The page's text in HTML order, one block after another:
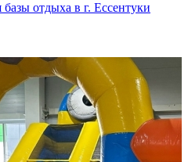
отдыха в г. Ессентуки